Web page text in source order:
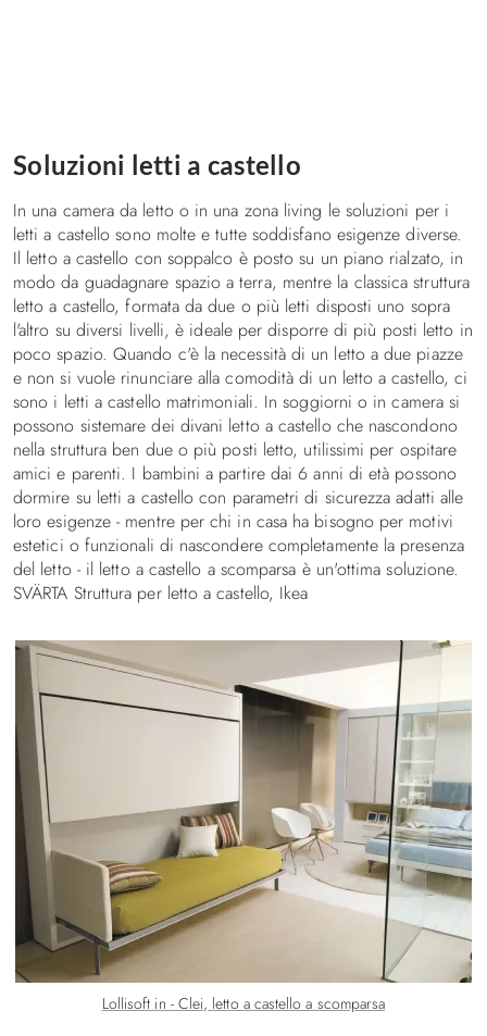
Camerette fashion
Decorare la cameretta
I consigli
Illuminazione in cameretta, idee e suggerimenti
Letti
Letti a Castello
Letti a soppalco
Letti imbottiti
Letti una piazza e mezza
Letti singoli
Biancheria da letto
Divani e poltrona letto
Contatti
Soluzioni letti a castello
In una camera da letto o in una zona living le soluzioni per i
letti a castello sono molte e tutte soddisfano esigenze diverse.
Il letto a castello con soppalco è posto su un piano rialzato, in
modo da guadagnare spazio a terra, mentre la classica struttura
letto a castello, formata da due o più letti disposti uno sopra
l'altro su diversi livelli, è ideale per disporre di più posti letto in
poco spazio. Quando c'è la necessità di un letto a due piazze
e non si vuole rinunciare alla comodità di un letto a castello, ci
sono i letti a castello matrimoniali. In soggiorni o in camera si
possono sistemare dei divani letto a castello che nascondono
nella struttura ben due o più posti letto, utilissimi per ospitare
amici e parenti. I bambini a partire dai 6 anni di età possono
dormire su letti a castello con parametri di sicurezza adatti alle
loro esigenze - mentre per chi in casa ha bisogno per motivi
estetici o funzionali di nascondere completamente la presenza
del letto - il letto a castello a scomparsa è un'ottima soluzione.
SVÄRTA Struttura per letto a castello, Ikea
Lollisoft in - Clei, letto a castello a scomparsa